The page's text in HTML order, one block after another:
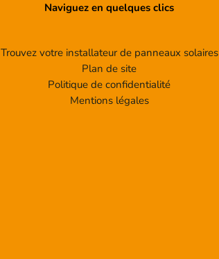
Naviguez en quelques clics
Trouvez votre installateur de panneaux solaires
Plan de site
Politique de confidentialité
Mentions légales